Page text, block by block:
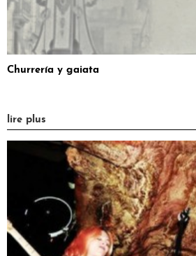
Churrería y gaiata
lire plus